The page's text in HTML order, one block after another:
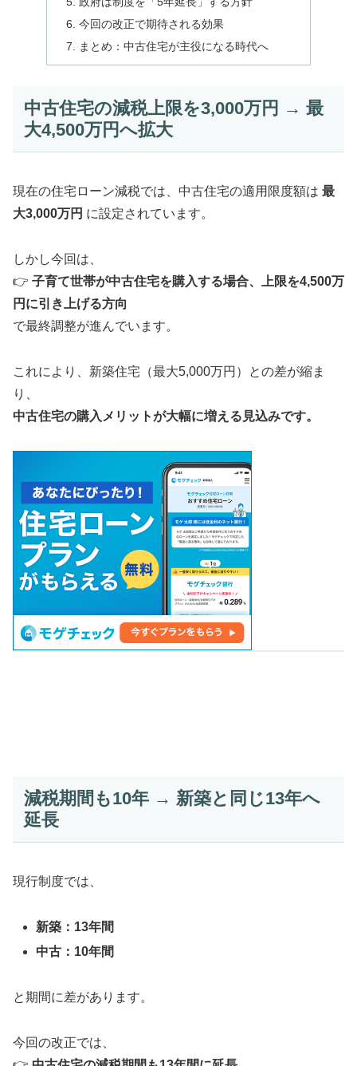
今回の改正で期待される効果
まとめ：中古住宅が主役になる時代へ
中古住宅の減税上限を3,000万円 → 最
大4,500万円へ拡大
現在の住宅ローン減税では、中古住宅の適用限度額は 最
大3,000万円 に設定されています。
しかし今回は、
👉 子育て世帯が中古住宅を購入する場合、上限を4,500万
円に引き上げる方向
で最終調整が進んでいます。
これにより、新築住宅（最大5,000万円）との差が縮ま
り、
中古住宅の購入メリットが大幅に増える見込みです。
減税期間も10年 → 新築と同じ13年へ
延長
現行制度では、
新築：13年間
中古：10年間
と期間に差があります。
今回の改正では、